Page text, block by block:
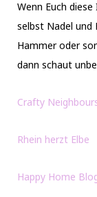
Wenn Euch
selbst Nadel und
Hammer oder
dann schaut
Crafty
Rhein herzt Elbe
Happy Home